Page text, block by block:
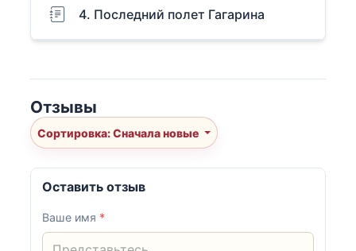
4. Последний полет Гагарина
Отзывы
Сортировка: Сначала новые
Оставить отзыв
Ваше имя *